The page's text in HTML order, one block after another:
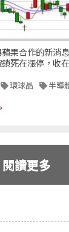
果合作的新消
死在漲停，收在
環球晶 半導
閱讀更多